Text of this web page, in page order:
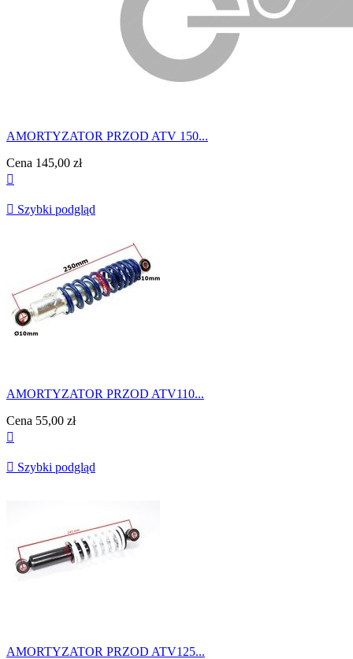
AMORTYZATOR PRZOD ATV 150...
Cena 145,00 zł

 Szybki podgląd
AMORTYZATOR PRZOD ATV110...
Cena 55,00 zł

 Szybki podgląd
AMORTYZATOR PRZOD ATV125...